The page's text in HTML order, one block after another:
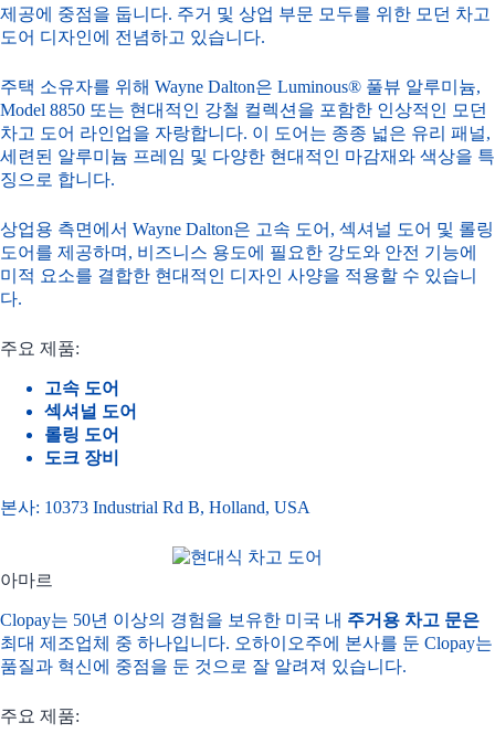
제공에 중점을 둡니다. 주거 및 상업 부문 모두를 위한 모던 차고
도어 디자인에 전념하고 있습니다.
주택 소유자를 위해 Wayne Dalton은 Luminous® 풀뷰 알루미늄,
Model 8850 또는 현대적인 강철 컬렉션을 포함한 인상적인 모던
차고 도어 라인업을 자랑합니다. 이 도어는 종종 넓은 유리 패널,
세련된 알루미늄 프레임 및 다양한 현대적인 마감재와 색상을 특
징으로 합니다.
상업용 측면에서 Wayne Dalton은 고속 도어, 섹셔널 도어 및 롤링
도어를 제공하며, 비즈니스 용도에 필요한 강도와 안전 기능에
미적 요소를 결합한 현대적인 디자인 사양을 적용할 수 있습니
다.
주요 제품:
고속 도어
섹셔널 도어
롤링 도어
도크 장비
본사: 10373 Industrial Rd B, Holland, USA
아마르
Clopay는 50년 이상의 경험을 보유한 미국 내 주거용 차고 문은
최대 제조업체 중 하나입니다. 오하이오주에 본사를 둔 Clopay는
품질과 혁신에 중점을 둔 것으로 잘 알려져 있습니다.
주요 제품: